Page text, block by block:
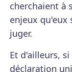
cherchaient à
enjeux qu'eux
juger.
Et d'ailleurs,
déclaration